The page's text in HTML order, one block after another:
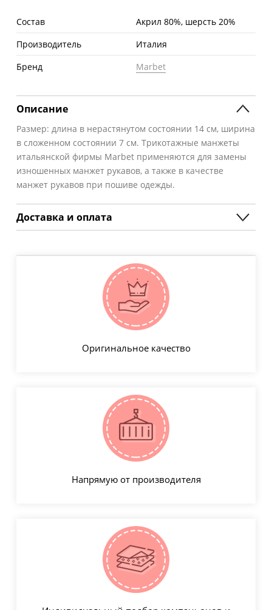
Состав
Акрил 80%, шерсть 20%
Производитель
Италия
Бренд
Marbet
Описание
Размер: длина в нерастянутом состоянии 14 см, ширина
в сложенном состоянии 7 см. Трикотажные манжеты
итальянской фирмы Marbet применяются для замены
изношенных манжет рукавов, а также в качестве
манжет рукавов при пошиве одежды.
Доставка и оплата
Оригинальное качество
Напрямую от производителя